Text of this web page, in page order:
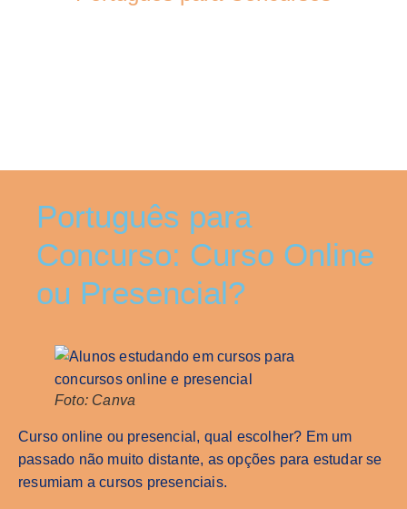
Português para
Concurso: Curso Online
ou Presencial?
Foto: Canva
Curso online ou presencial, qual escolher? Em um
passado não muito distante, as opções para estudar se
resumiam a cursos presenciais.